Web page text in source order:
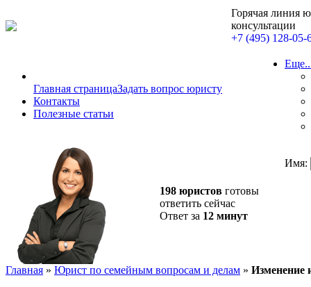
Горячая линия
консультации
+7 (495) 128-05-
Главная страницаЗадать вопрос юристу
Контакты
Полезные статьи
198 юристов готовы
ответить сейчас
Ответ за 12 минут
Имя:
Главная » Юрист по семейным вопросам и делам » Изменение